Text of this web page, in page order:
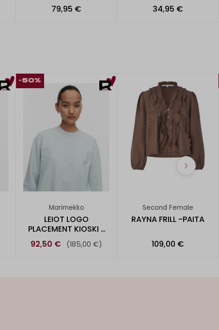
79,95 €
34,95 €
-50%
Marimekko
LEIOT LOGO
PLACEMENT KIOSKI -
COLLEGEPUSE
92,50 € (185,00 €)
Second Female
RAYNA FRILL -PAITA
109,00 €